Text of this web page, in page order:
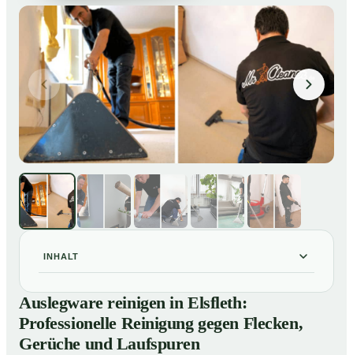
INHALT
01 Auslegware reinigen in Elsfleth: Professionelle
Reinigung gegen Flecken, Gerüche und Laufspuren
02 So wird Auslegware in Elsfleth professionell gereinigt
Auslegware reinigen in Elsfleth:
Professionelle Reinigung gegen Flecken,
Gerüche und Laufspuren